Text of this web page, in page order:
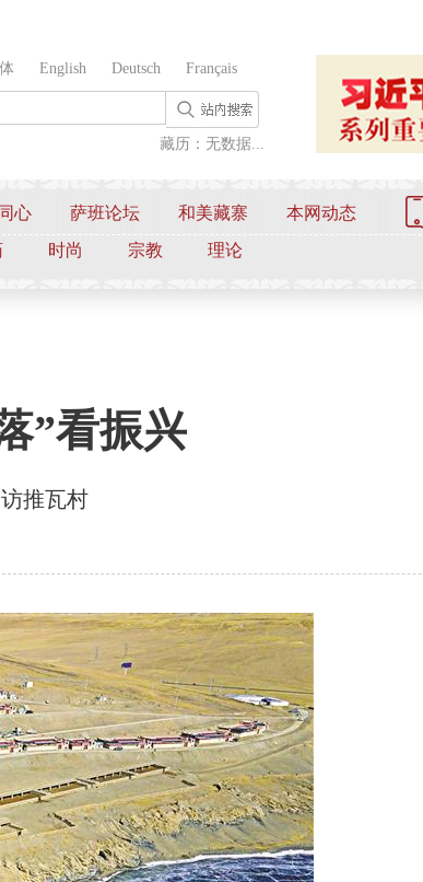
English Deutsch Français
藏历：无数据...
心 萨班论坛 和美藏寨
本网动态
时尚 宗教 理论
”看振兴
推瓦村